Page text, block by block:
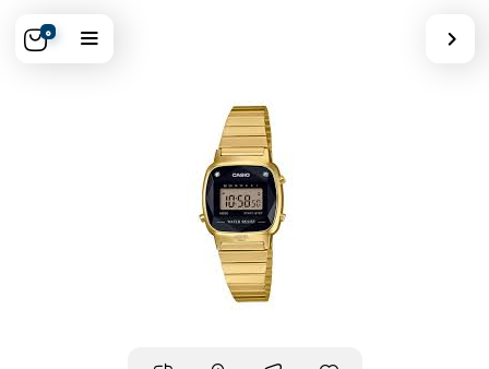
0